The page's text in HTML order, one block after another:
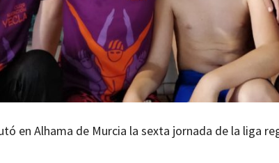
en Alhama de Murcia la sexta jornada de la liga